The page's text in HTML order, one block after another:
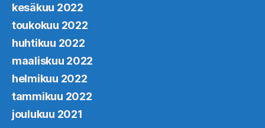
kesäkuu 2022
toukokuu 2022
huhtikuu 2022
maaliskuu 2022
helmikuu 2022
tammikuu 2022
joulukuu 2021